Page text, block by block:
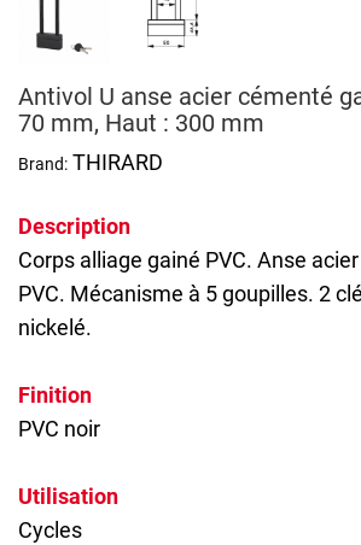
Antivol U anse acier cémenté
70 mm, Haut : 300 mm
Brand: THIRARD
Description
Corps alliage gainé PVC. Anse
PVC. Mécanisme à 5 goupilles. 2
nickelé.
Finition
PVC noir
Utilisation
Cycles